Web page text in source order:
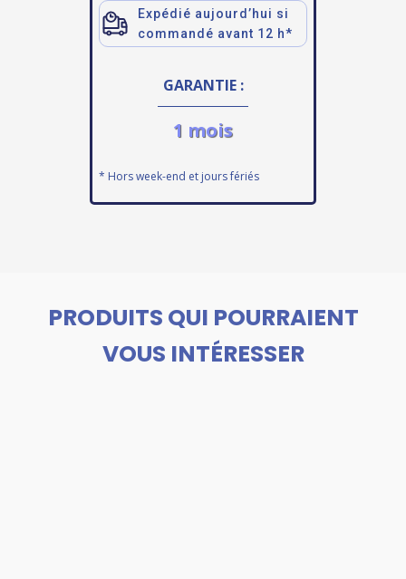
Expédié aujourd’hui si
commandé avant 12 h*
GARANTIE :
1 mois
* Hors week-end et jours fériés
PRODUITS QUI POURRAIENT
VOUS INTÉRESSER